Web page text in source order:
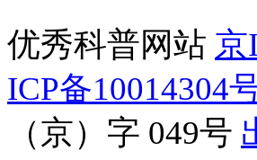
优秀科普网站 京
ICP备10014304
（京）字 049号